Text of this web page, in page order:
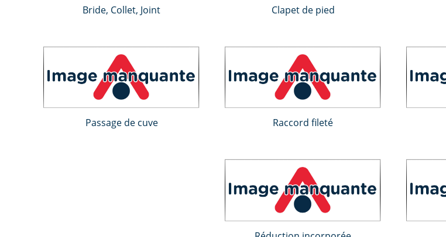
Bride, Collet, Joint Clapet de pied
Passage de cuve Raccord fileté